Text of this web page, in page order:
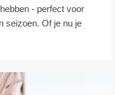
- perfect voor
seizoen. Of je nu je